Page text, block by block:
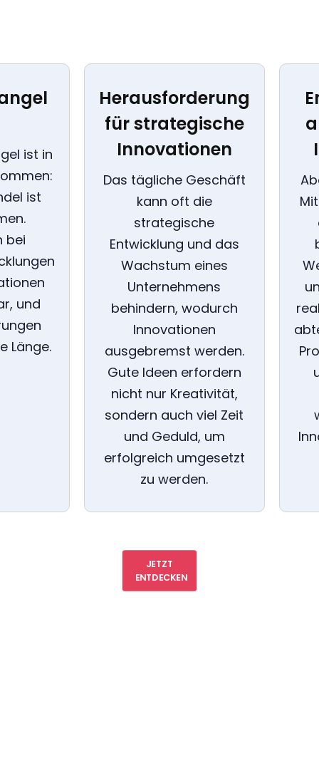
ist in
ist
bei
und
Länge.
Herausforderung
für strategische
Innovationen
Das tägliche Geschäft
kann oft die
strategische
Entwicklung und das
Wachstum eines
Unternehmens
behindern, wodurch
Innovationen
ausgebremst werden.
Gute Ideen erfordern
nicht nur Kreativität,
sondern auch viel Zeit
und Geduld, um
erfolgreich umgesetzt
zu werden.
JETZT
ENTDECKEN